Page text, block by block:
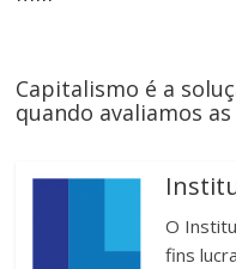
Capitalismo é a
quando avaliamos
O
fins